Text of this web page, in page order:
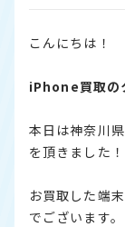
こんにちは！
iPhone買取の
本日は神奈川
を頂きました！
お買取した端
でございます。